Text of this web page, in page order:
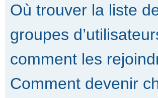
Où trouver la liste
groupes
comment les
Comment devenir